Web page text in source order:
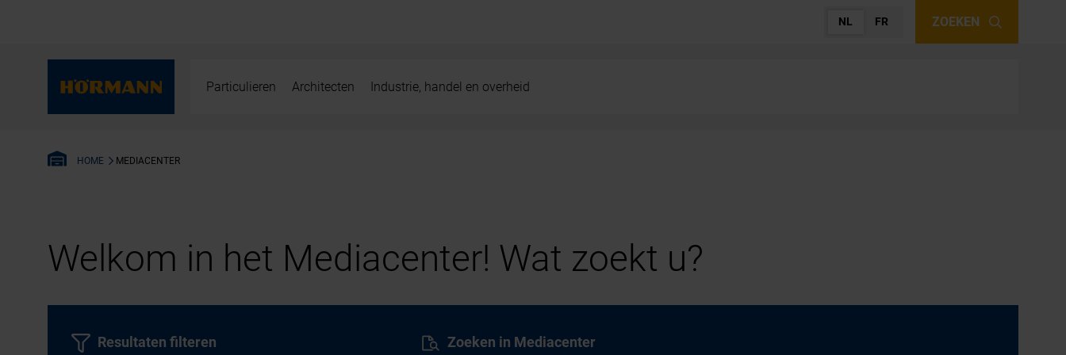
NL FR ZOEKEN
Particulieren Architecten Industrie, handel en overheid
HOME MEDIACENTER
Welkom in het Mediacenter! Wat zoekt u?
Zoeken in Mediacenter
Resultaten filteren